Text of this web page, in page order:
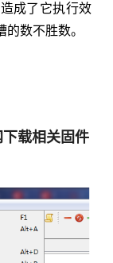
成了它执行效
数不胜数。
载相关固件